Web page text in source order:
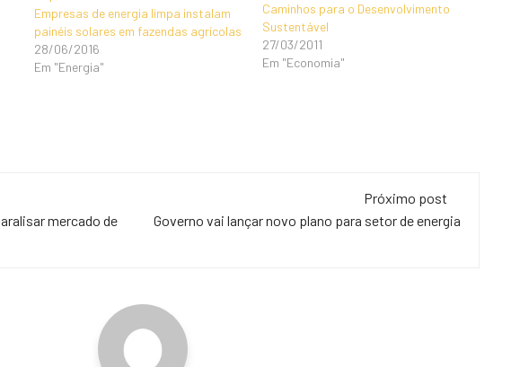
Empresas de energia limpa instalam
painéis solares em fazendas agrícolas
28/06/2016
Em "Energia"
Caminhos para o Desenvolvimento
Sustentável
27/03/2011
Em "Economia"
mercado de
Próximo post
Governo vai lançar novo plano para setor de energia